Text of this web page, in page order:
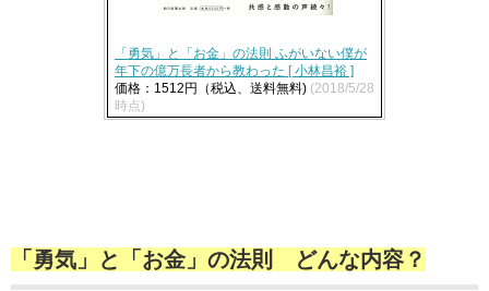
「勇気」と「お金」の法則 ふがいない僕が
年下の億万長者から教わった [ 小林昌裕 ]
価格：1512円（税込、送料無料) (2018/5/28
時点)
「勇気」と「お金」の法則 どんな内容？